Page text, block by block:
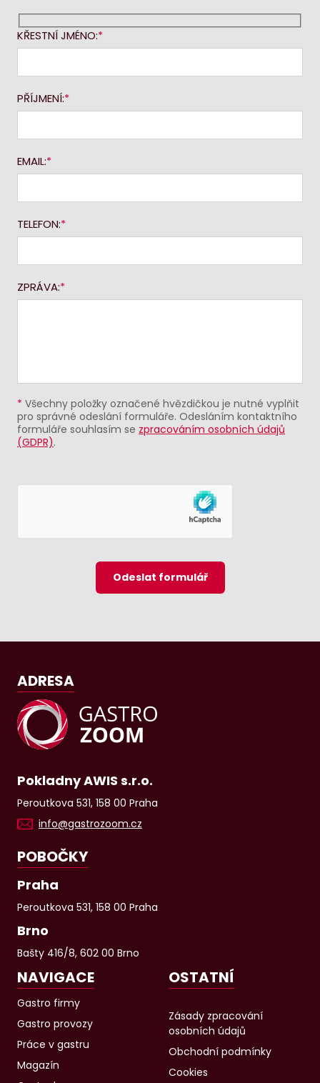
KŘESTNÍ JMÉNO:
PŘÍJMENÍ:
EMAIL:
TELEFON:
ZPRÁVA:
* Všechny položky označené hvězdičkou je nutné vyplňit
pro správné odeslání formuláře. Odesláním kontaktního
formuláře souhlasím se zpracováním osobních údajů
(GDPR).
Odeslat formulář
ADRESA
Pokladny AWIS s.r.o.
Peroutkova 531, 158 00 Praha
info@gastrozoom.cz
POBOČKY
Praha
Peroutkova 531, 158 00 Praha
Brno
Bašty 416/8, 602 00 Brno
NAVIGACE
Gastro firmy
Gastro provozy
Práce v gastru
Magazín
OSTATNÍ
Zásady zpracování
osobních údajů
Obchodní podmínky
Cookies